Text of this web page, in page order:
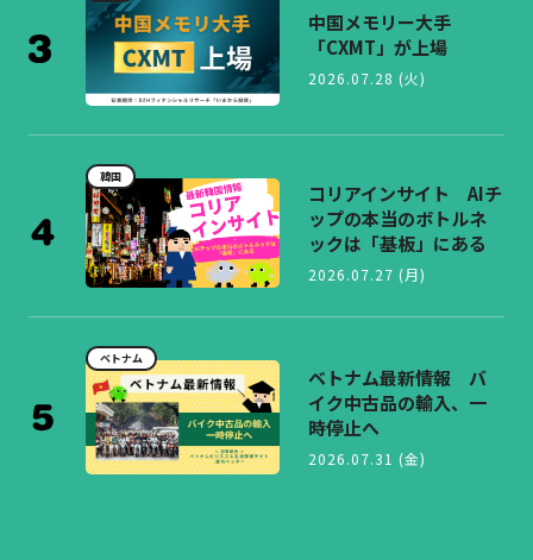
中国メモリー大手
「CXMT」が上場
2026.07.28 (火)
韓国
コリアインサイト AIチ
ップの本当のボトルネ
ックは「基板」にある
2026.07.27 (月)
ベトナム
ベトナム最新情報 バ
イク中古品の輸入、一
時停止へ
2026.07.31 (金)